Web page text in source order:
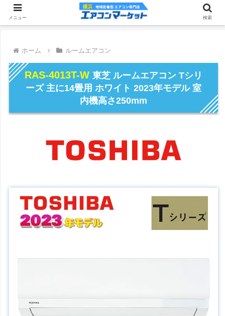
ホーム ルームエアコン
RAS-4013T-W東芝 ルームエアコン Tシリ
ーズ 主に14畳用 ホワイト 2023年モデル 室
内機高さ250mm
メニュー 検索